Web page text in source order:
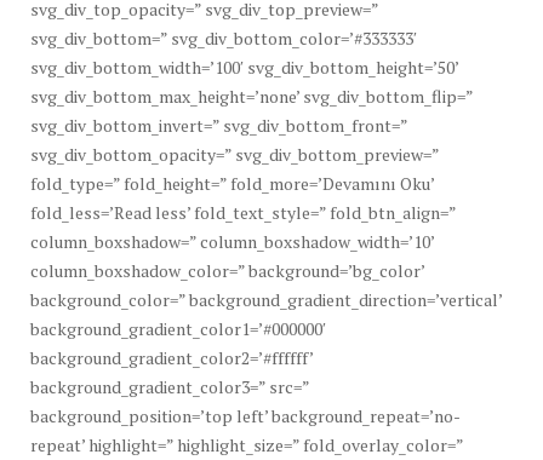
svg_div_top_opacity=” svg_div_top_preview=”
svg_div_bottom=” svg_div_bottom_color=’#333333′
svg_div_bottom_width=’100′ svg_div_bottom_height=’50’
svg_div_bottom_max_height=’none’ svg_div_bottom_flip=”
svg_div_bottom_invert=” svg_div_bottom_front=”
svg_div_bottom_opacity=” svg_div_bottom_preview=”
fold_type=” fold_height=” fold_more=’Devamını Oku’
fold_less=’Read less’ fold_text_style=” fold_btn_align=”
column_boxshadow=” column_boxshadow_width=’10’
column_boxshadow_color=” background=’bg_color’
background_color=” background_gradient_direction=’vertical’
background_gradient_color1=’#000000′
background_gradient_color2=’#ffffff’
background_gradient_color3=” src=”
background_position=’top left’ background_repeat=’no-
repeat’ highlight=” highlight_size=” fold_overlay_color=”